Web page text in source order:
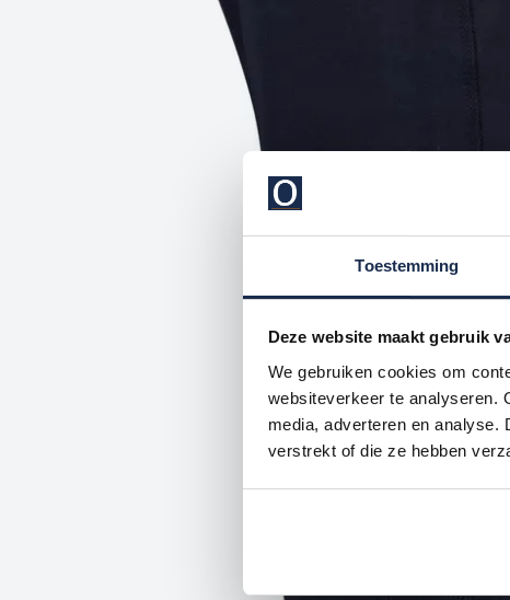
Toestemming
Deze website maakt gebruik
We gebruiken cookies om
websiteverkeer te analyseren.
media, adverteren en analyse.
verstrekt of die ze hebben